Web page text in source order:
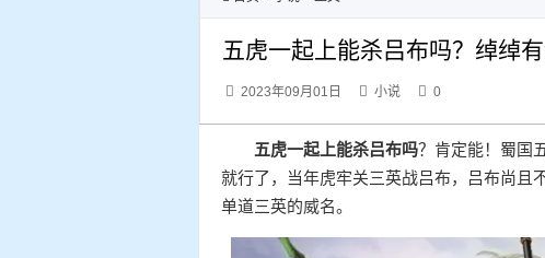
五虎一起上能杀吕布吗？绰绰
2023年09月01日 小说 0
五虎一起上能杀吕布吗？肯定能！蜀国
就行了，当年虎牢关三英战吕布，吕布尚且
单道三英的威名。